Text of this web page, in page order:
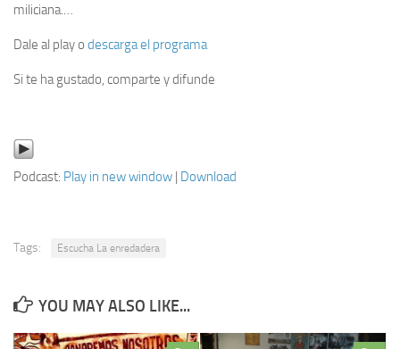
miliciana.…
Dale al play o descarga el programa
Si te ha gustado, comparte y difunde
Podcast: Play in new window | Download
Tags: Escucha La enredadera
YOU MAY ALSO LIKE...